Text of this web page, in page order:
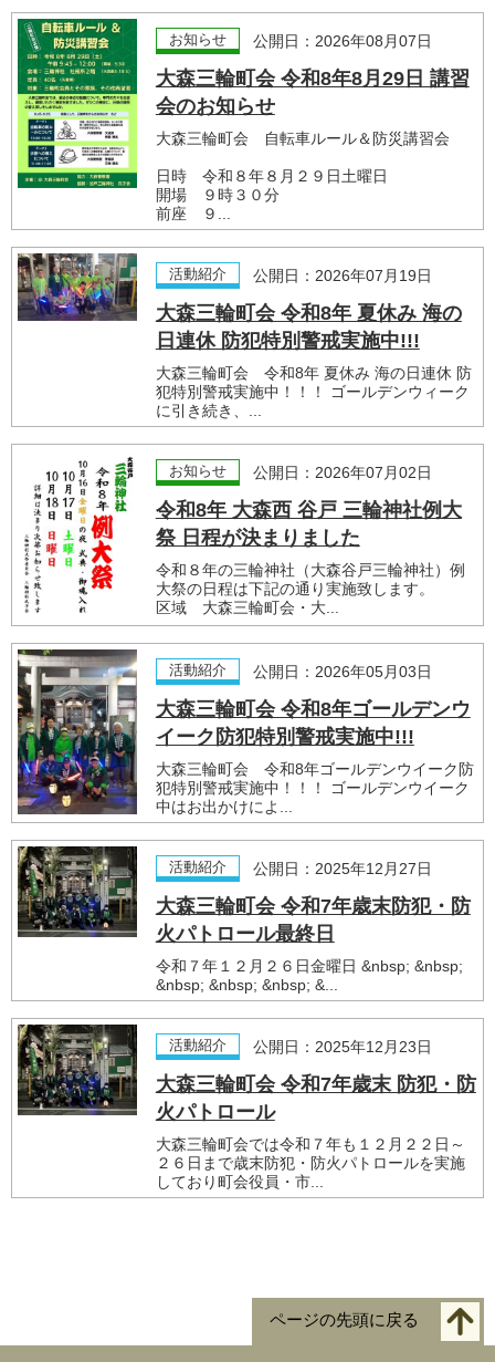
お知らせ 公開日：2026年08月07日
大森三輪町会 令和8年8月29日 講習
会のお知らせ
大森三輪町会 自転車ルール＆防災講習会
日時 令和８年８月２９日土曜日
開場 ９時３０分
前座 ９...
活動紹介 公開日：2026年07月19日
大森三輪町会 令和8年 夏休み 海の
日連休 防犯特別警戒実施中!!!
大森三輪町会 令和8年 夏休み 海の日連休 防
犯特別警戒実施中！！！ ゴールデンウィーク
に引き続き、...
お知らせ 公開日：2026年07月02日
令和8年 大森西 谷戸 三輪神社例大
祭 日程が決まりました
令和８年の三輪神社（大森谷戸三輪神社）例
大祭の日程は下記の通り実施致します。
区域 大森三輪町会・大...
活動紹介 公開日：2026年05月03日
大森三輪町会 令和8年ゴールデンウ
イーク防犯特別警戒実施中!!!
大森三輪町会 令和8年ゴールデンウイーク防
犯特別警戒実施中！！！ ゴールデンウイーク
中はお出かけによ...
活動紹介 公開日：2025年12月27日
大森三輪町会 令和7年歳末防犯・防
火パトロール最終日
令和７年１２月２６日金曜日 &nbsp; &nbsp;
&nbsp; &nbsp; &nbsp; &...
活動紹介 公開日：2025年12月23日
大森三輪町会 令和7年歳末 防犯・防
火パトロール
大森三輪町会では令和７年も１２月２２日～
２６日まで歳末防犯・防火パトロールを実施
しており町会役員・市...
ページの先頭に戻る